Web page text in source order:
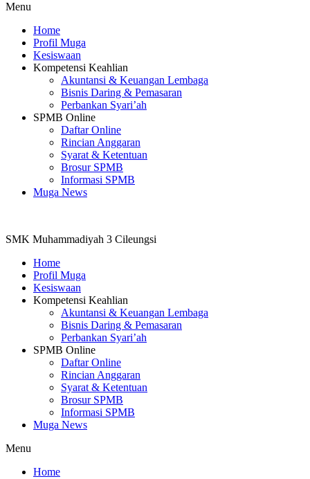
Menu
Home
Profil Muga
Kesiswaan
Kompetensi Keahlian
Akuntansi & Keuangan Lembaga
Bisnis Daring & Pemasaran
Perbankan Syari’ah
SPMB Online
Daftar Online
Rincian Anggaran
Syarat & Ketentuan
Brosur SPMB
Informasi SPMB
Muga News
SMK Muhammadiyah 3 Cileungsi
Home
Profil Muga
Kesiswaan
Kompetensi Keahlian
Akuntansi & Keuangan Lembaga
Bisnis Daring & Pemasaran
Perbankan Syari’ah
SPMB Online
Daftar Online
Rincian Anggaran
Syarat & Ketentuan
Brosur SPMB
Informasi SPMB
Muga News
Menu
Home